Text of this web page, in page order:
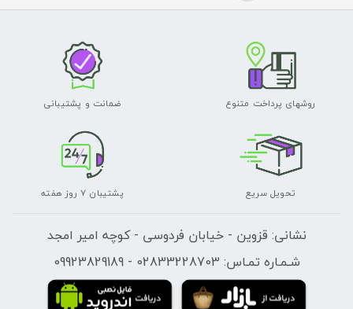
روشهای پرداخت متنوع ضمانت و پشتیبانی
تحویل سریع پشتیبان 7 روز هفته
نشانی: قزوین - خیابان فردوسی - کوچه امیر امجد
شـمـاره تمـاس: 02833228703 - 09923829189